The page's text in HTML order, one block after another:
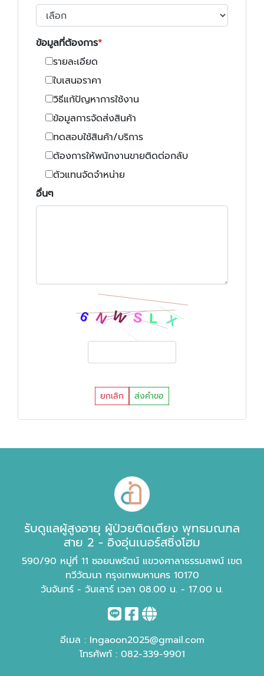
ข้อมูลที่ต้องการ
รายละเอียด
ใบเสนอราคา
วิธีแก้ปัญหาการใช้งาน
ข้อมูลการจัดส่งสินค้า
ทดสอบใช้สินค้า/บริการ
ต้องการให้พนักงานขายติดต่อกลับ
ตัวแทนจัดจำหน่าย
อื่นๆ
ยกเลิก ส่งคำขอ
รับดูแลผู้สูงอายุ ผู้ป่วยติดเตียง พุทธมณฑล
สาย 2 - อิงอุ่นเนอร์สซิ่งโฮม
590/90 หมู่ที่ 11 ซอยนพรัตน์ แขวงศาลาธรรมสพน์ เขต
ทวีวัฒนา กรุงเทพมหานคร 10170
วันจันทร์ - วันเสาร์ เวลา 08.00 น. - 17.00 น.
อีเมล : Ingaoon2025@gmail.com
โทรศัพท์ : 082-339-9901